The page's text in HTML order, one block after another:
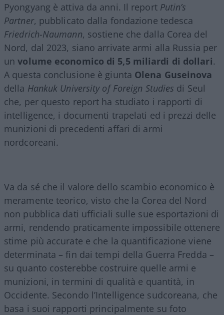
Pyongyang è attiva da anni. Il report Putin’s
Partner, pubblicato dalla fondazione tedesca
Friedrich-Naumann, sostiene che dalla Corea del
Nord, dal 2023, siano arrivate armi alla Russia per
unvolume economico di 5,5 miliardi di dollari.
A questa conclusione è giunta Olena Guseinova
della Hankuk University of Foreign Studies di Seul
che, per questo report ha studiato i rapporti di
intelligence, i documenti trapelati ed i prezzi delle
munizioni di precedenti affari di armi
nordcoreani.
Va da sé che il valore dello scambio economico è
meramente teorico, visto che la Corea del Nord
non pubblica dati ufficiali sulle sue esportazioni di
armi, rendendo praticamente impossibile ottenere
stime più accurate e che la quantificazione viene
determinata – fin dai tempi della Guerra Fredda –
su quanto costerebbe costruire quelle armi e
munizioni, in termini di qualità e quantità, in
Occidente. Secondo l’Intelligence sudcoreana, che
basa i suoi rapporti principalmente su foto